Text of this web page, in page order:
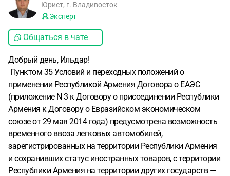
Юрист, г. Владивосток
Эксперт
Общаться в чате
Добрый день, Ильдар!
Пунктом 35 Условий и переходных положений о
применении Республикой Армения Договора о ЕАЭС
(приложение N 3 к Договору о присоединении Республики
Армения к Договору о Евразийском экономическом
союзе от 29 мая 2014 года) предусмотрена возможность
временного ввоза легковых автомобилей,
зарегистрированных на территории Республики Армения
и сохранивших статус иностранных товаров, с территории
Республики Армения на территории других государств —